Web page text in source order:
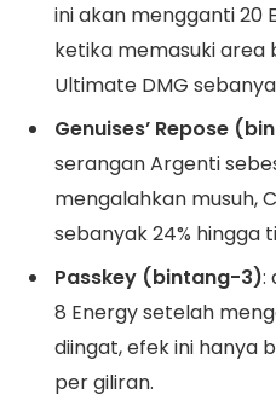
ini akan mengganti 20
ketika memasuki
Ultimate DMG
Genuises’ Repose
serangan Argenti
mengalahkan musuh,
sebanyak 24% hingga
Passkey (bintang-3):
8 Energy setelah
diingat, efek ini hanya
per giliran.